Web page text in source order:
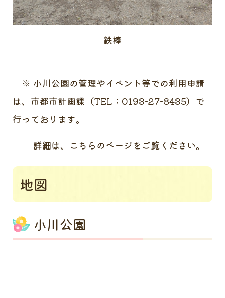
鉄棒
※ 小川公園の管理やイベント等での利用申請
は、市都市計画課（TEL：0193-27-8435）で
行っております。
詳細は、
こちらのページをご覧ください。
地図
小川公園